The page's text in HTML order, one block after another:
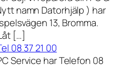
namn Datorhjälp ) har
13, Bromma.
[…]
08 37 21 00
Service har Telefon 08